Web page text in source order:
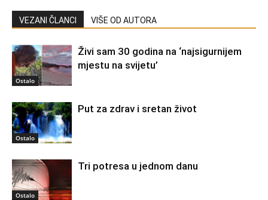
VEZANI ČLANCI VIŠE OD AUTORA
Ostalo
Živi sam 30 godina na ‘najsigurnijem
mjestu na svijetu’
Ostalo
Put za zdrav i sretan život
Ostalo
Tri potresa u jednom danu